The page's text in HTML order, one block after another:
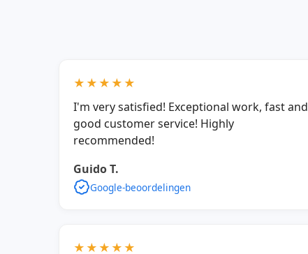
★★★★★
I'm very satisfied! Exceptional work, fast and
good customer service! Highly
recommended!
Guido T.
Google-beoordelingen
★★★★★